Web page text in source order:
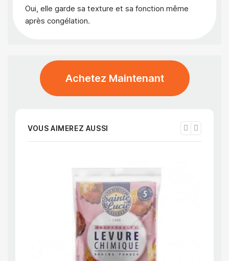
Oui, elle garde sa texture et sa fonction même
après congélation.
Achetez Maintenant
VOUS AIMEREZ AUSSI